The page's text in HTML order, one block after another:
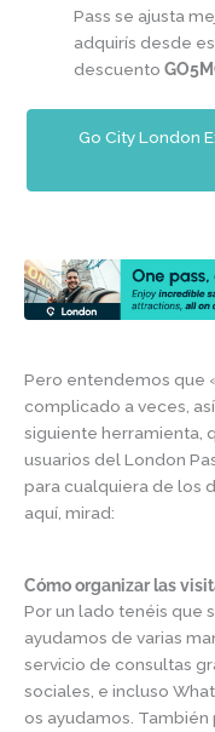
Pass se ajusta
adquirís desde
descuento
Go City London
Pero entendemos que
complicado a veces,
siguiente herramienta,
usuarios del London
para cualquiera de los
aquí, mirad:
Cómo organizar las
Por un lado tenéis que
ayudamos de varias
servicio de consultas
sociales, e incluso
os ayudamos.